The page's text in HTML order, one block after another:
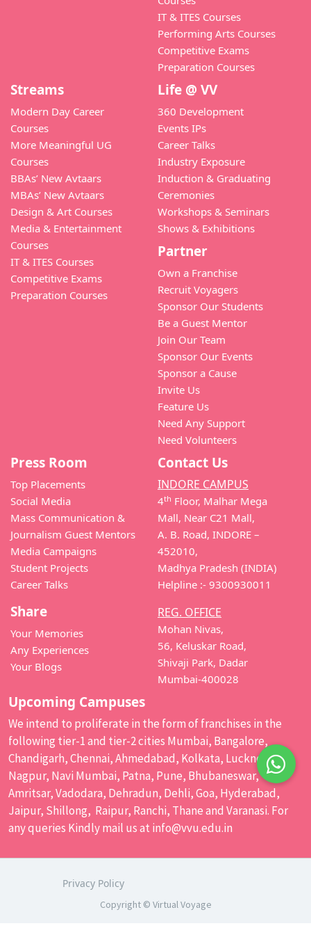
● समाचार-पत्र लेखक मंच, जावरा द्वारा आयोजित समाचार-पत्र लेखन
● शिक्षा साहित्य कला विकास समिति – श्रावस्ती (उ.प्र.) द्वारा श्रीमती
शारदा देवी पाण्डे स्मृति सम्मान (2010)
● “हम सब साथ-साथ” (दिल्ली) द्वारा जलतरंग हेतु लघु कथाकार
सम्मान |
● रंजन कलश (भोपाल) द्वारा “माहेश्वरी सम्मान” |
● 23 अप्रैल 2011-12 व 2013-14 “विश्व पुस्तक दिवस” पर देवी
अहिल्या केंद्रीय पुस्तकालय, इंदौर द्वारा सम्मान |
● मध्य प्रदेश लघु कथाकार परिषद् (जबलपुर) द्वारा “अखिल भारतीय
कथा सम्मान” |
● “नारी अस्मिता” बड़ौदा द्वारा आयोजित अखिल भारतीय प्रतियोगिता में
लघुकथा पुरुस्कृत |
● “साहित्य कलश” इंदौर द्वारा राज्य स्तरीय सम्मान |
● अखिल भारतीय कहानी प्रतियोगिता (कुमुद टिक्कू स्मृति- जयपुर) में
प्रथम पुरुस्कार |
● “बिजूका” हेतु कृति कुसुम सम्मान – 2013
IT & ITES Courses
Performing Arts Courses
Competitive Exams
Preparation Courses
Streams
Modern Day Career
Courses
More Meaningful UG
Courses
BBAs’ New Avtaars
MBAs’ New Avtaars
Design & Art Courses
Media & Entertainment
Courses
IT & ITES Courses
Competitive Exams
Preparation Courses
Life @ VV
360 Development
Events IPs
Career Talks
Industry Exposure
Induction & Graduating
Ceremonies
Workshops & Seminars
Shows & Exhibitions
Partner
Own a Franchise
Recruit Voyagers
Sponsor Our Students
Be a Guest Mentor
Join Our Team
Sponsor Our Events
Sponsor a Cause
Invite Us
Feature Us
Need Any Support
Need Volunteers
Press Room
Top Placements
Social Media
Mass Communication &
Journalism Guest Mentors
Media Campaigns
Student Projects
Career Talks
Share
Your Memories
Any Experiences
Your Blogs
Contact Us
INDORE CAMPUS
4th Floor, Malhar Mega
Mall, Near C21 Mall,
A. B. Road, INDORE –
452010,
Madhya Pradesh (INDIA)
Helpline :- 9300930011
REG. OFFICE
Mohan Nivas,
56, Keluskar Road,
Shivaji Park, Dadar
Mumbai-400028
Upcoming Campuses
We intend to proliferate in the form of franchises in the
following tier-1 and tier-2 cities Mumbai, Bangalore,
Chandigarh, Chennai, Ahmedabad, Kolkata, Lucknow,
Nagpur, Navi Mumbai, Patna, Pune, Bhubaneswar,
Amritsar, Vadodara, Dehradun, Dehli, Goa, Hyderabad,
Jaipur, Shillong, Raipur, Ranchi, Thane and Varanasi. For
any queries Kindly mail us at info@vvu.edu.in
Privacy Policy
Copyright © Virtual Voyage